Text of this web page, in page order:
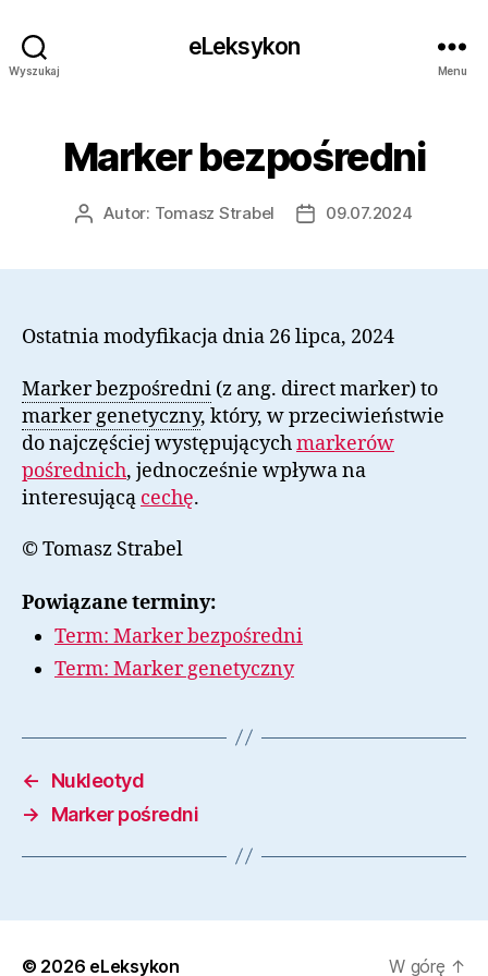
Wyszukaj
eLeksykon
Menu
Marker bezpośredni
AutorAutor: Tomasz Strabel
Data09.07.2024
Ostatnia modyfikacja dnia 26 lipca, 2024
Marker bezpośredni (z ang. direct marker) to
marker genetyczny, który, w przeciwieństwie
do najczęściej występującychmarkerów
pośrednich, jednocześnie wpływa na
interesującą cechę.
© Tomasz Strabel
Powiązane terminy:
Term: Marker bezpośredni
Term: Marker genetyczny
←
Nukleotyd
→
Marker pośredni
© 2026 eLeksykon W górę ↑